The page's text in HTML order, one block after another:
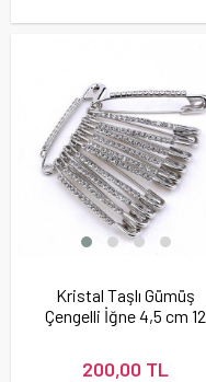
Kristal Taşlı Gümüş
Çengelli İğne 4,5 cm 12
200,00 TL